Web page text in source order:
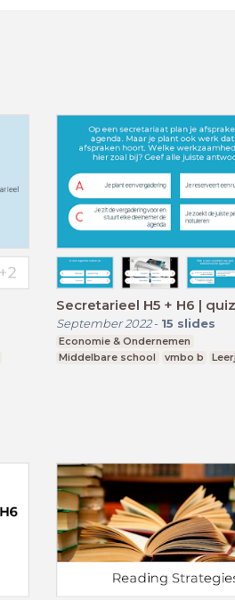
Secretarieel H5 + H6 | quiz
September 2022- 15 slides
Economie & Ondernemen
Middelbare school
vmbo b